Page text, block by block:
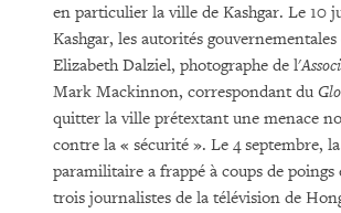
en particulier la ville de Kashgar. Le 10
Kashgar, les autorités
Elizabeth Dalziel, photographe de l'
Mark Mackinnon, correspondant du
quitter la ville prétextant une menace
contre la « sécurité ». Le 4 septembre,
paramilitaire a frappé à coups de poings
trois journalistes de la télévision de